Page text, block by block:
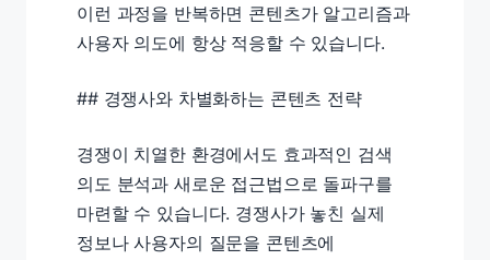
이런 과정을 반복하면 콘텐츠가 알고리즘과
사용자 의도에 항상 적응할 수 있습니다.
## 경쟁사와 차별화하는 콘텐츠 전략
경쟁이 치열한 환경에서도 효과적인 검색
의도 분석과 새로운 접근법으로 돌파구를
마련할 수 있습니다. 경쟁사가 놓친 실제
정보나 사용자의 질문을 콘텐츠에